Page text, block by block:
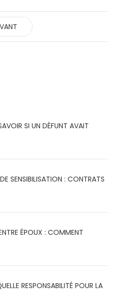
SI UN DÉFUNT AVAIT
OBSÈQUES?
SENSIBILISATION : CONTRATS
ÉPOUX : COMMENT
POUR PROTÉGER SON
RESPONSABILITÉ POUR LA